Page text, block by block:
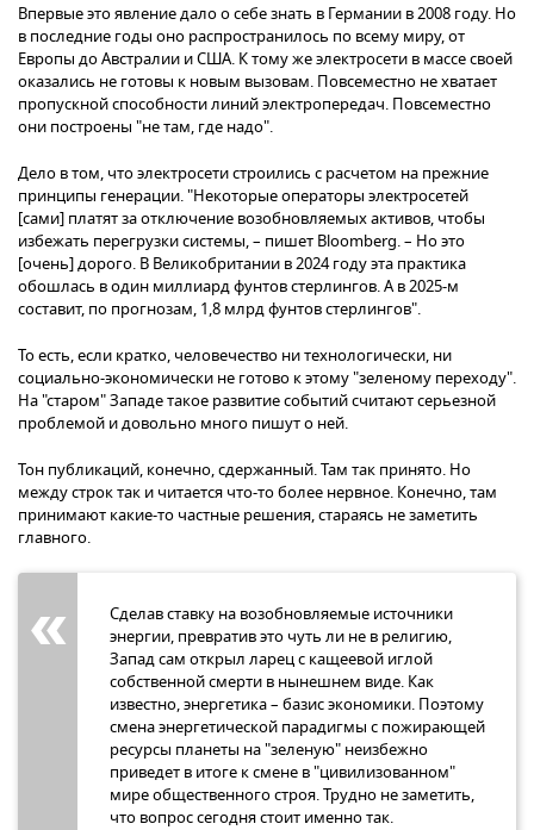
Впервые это явление дало о себе знать в Германии в 2008 году. Но
в последние годы оно распространилось по всему миру, от
Европы до Австралии и США. К тому же электросети в массе своей
оказались не готовы к новым вызовам. Повсеместно не хватает
пропускной способности линий электропередач. Повсеместно
они построены "не там, где надо".
Дело в том, что электросети строились с расчетом на прежние
принципы генерации. "Некоторые операторы электросетей
[сами] платят за отключение возобновляемых активов, чтобы
избежать перегрузки системы, – пишет Bloomberg. – Но это
[очень] дорого. В Великобритании в 2024 году эта практика
обошлась в один миллиард фунтов стерлингов. А в 2025-м
составит, по прогнозам, 1,8 млрд фунтов стерлингов".
То есть, если кратко, человечество ни технологически, ни
социально-экономически не готово к этому "зеленому переходу".
На "старом" Западе такое развитие событий считают серьезной
проблемой и довольно много пишут о ней.
Тон публикаций, конечно, сдержанный. Там так принято. Но
между строк так и читается что-то более нервное. Конечно, там
принимают какие-то частные решения, стараясь не заметить
главного.
Сделав ставку на возобновляемые источники
энергии, превратив это чуть ли не в религию,
Запад сам открыл ларец с кащеевой иглой
собственной смерти в нынешнем виде. Как
известно, энергетика – базис экономики. Поэтому
смена энергетической парадигмы с пожирающей
ресурсы планеты на "зеленую" неизбежно
приведет в итоге к смене в "цивилизованном"
мире общественного строя. Трудно не заметить,
что вопрос сегодня стоит именно так.